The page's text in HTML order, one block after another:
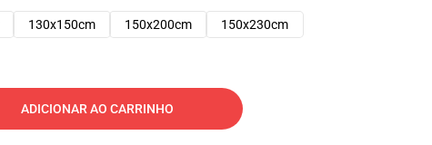
130x150cm 150x200cm 150x230cm
ADICIONAR AO CARRINHO